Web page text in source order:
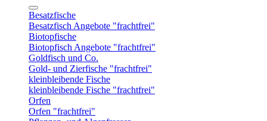
Besatzfische
Besatzfisch Angebote "frachtfrei"
Biotopfische
Biotopfisch Angebote "frachtfrei"
Goldfisch und Co.
Gold- und Zierfische "frachtfrei"
kleinbleibende Fische
kleinbleibende Fische "frachtfrei"
Orfen
Orfen "frachtfrei"